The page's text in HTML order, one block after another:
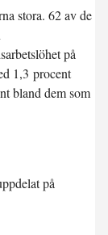
stora. 62 av de
på
1,3 procent
bland dem som